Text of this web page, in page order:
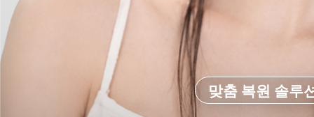
맞춤 복원 솔루